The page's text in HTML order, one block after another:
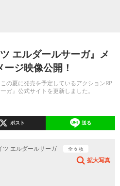
エルダールサーガ』メ
ジ映像公開！
の夏に発売を予定しているアクションRP
ガ』公式サイトを更新しました。
ポスト 送る
ツ エルダールサーガ 全 6 枚
拡大写真